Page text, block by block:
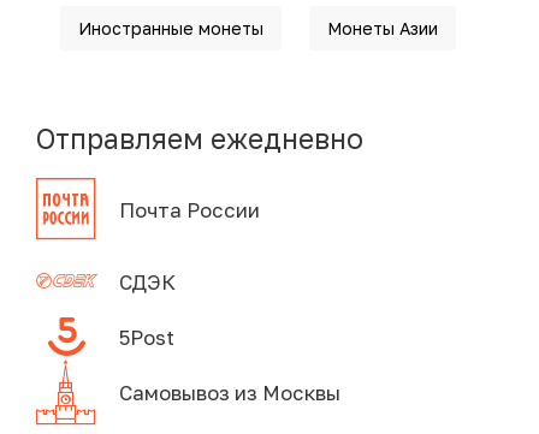
Иностранные монеты Монеты Азии
Отправляем ежедневно
Почта России
СДЭК
5Post
Самовывоз из Москвы